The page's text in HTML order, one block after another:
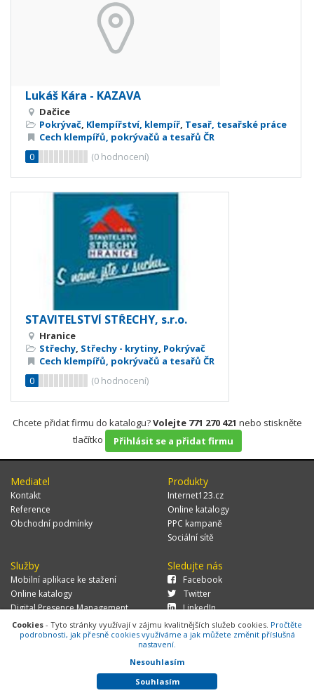
Lukáš Kára - KAZAVA
Dačice
Pokrývač, Klempířství, klempíř, Tesař, tesařské práce
Cech klempířů, pokrývačů a tesařů ČR
0
(0 hodnocení)
STAVITELSTVÍ STŘECHY, s.r.o.
Hranice
Střechy, Střechy - krytiny, Pokrývač
Cech klempířů, pokrývačů a tesařů ČR
0
(0 hodnocení)
Chcete přidat firmu do katalogu?Volejte 771 270 421 nebo stiskněte
tlačítko
Přihlásit se a přidat firmu
Mediatel
Kontakt
Reference
Obchodní podmínky
Produkty
Internet123.cz
Online katalogy
PPC kampaně
Sociální sítě
Služby
Mobilní aplikace ke stažení
Online katalogy
Digital Presence Management
Více zákazníků
Sledujte nás
Facebook
Twitter
LinkedIn
© 2026 MEDIATEL CZ, s.r.o.,Za Potokem 46/4, 106 00 Praha 10, tel.:
+420 771 270 421, verze 1.29.0.143,
Cookies
Cookies - Tyto stránky využívají v zájmu kvalitnějších služeb cookies. Pročtěte
podrobnosti, jak přesně cookies využíváme a jak můžete změnit příslušná
nastavení.
Nesouhlasím
Souhlasím